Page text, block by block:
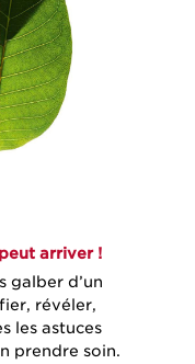
arriver !
galber d’un
révéler,
les astuces
prendre soin.